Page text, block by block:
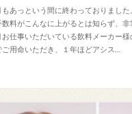
もあっという間に終わっておりまし
数料がこんなに上がるとは知らず、非
お仕事いただいている飲料メーカー
ご用命いただき、１年ほどアシス…